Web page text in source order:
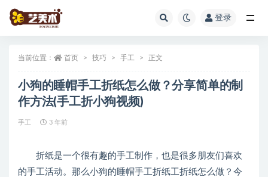
登录
当前位置： 首页 技巧 手工 正文
小狗的睡帽手工折纸怎么做？分享简单的制
作方法(手工折小狗视频)
手工 3 年前
折纸是一个很有趣的手工制作，也是很多朋友们喜欢
的手工活动。那么小狗的睡帽手工折纸工折纸怎么做？今